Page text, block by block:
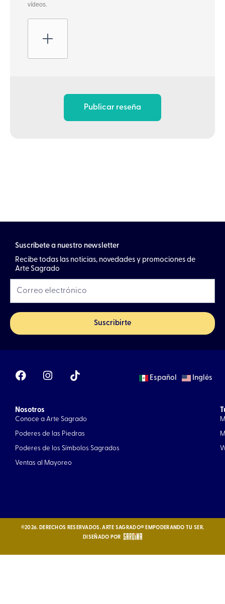
vídeos.
Publicar reseña
Suscríbete a nuestro newsletter
Recibe todas las noticias, novedades y promociones de
Arte Sagrado
Suscribirte
F
a
b
o
o
I
n
g
r
a
Español Inglés
Nosotros
Conoce a Arte Sagrado
Poderes de las Piedras
Poderes de los Símbolos Sagrados
Ventas al Mayoreo
©2026. DERECHOS RESERVADOS. ARTE SAGRADO® EMPODERANDO TU SER.
DISEÑADO POR